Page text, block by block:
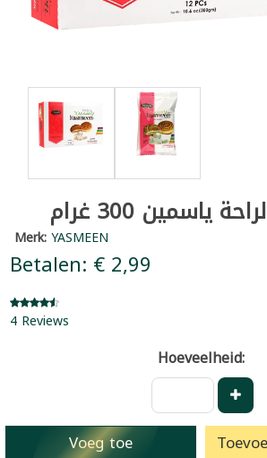
ياسمين 300 غرام
Merk:YASMEEN
Betalen: € 2,99
4 Reviews
Hoeveelheid:
Voeg toe